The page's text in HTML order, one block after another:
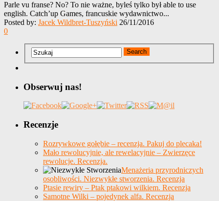
Parle vu franse? No? To nie ważne, byleś tylko był able to use
english. Catch’up Games, francuskie wydawnictwo...
Posted by: Jacek Wildbret-Tuszyński 26/11/2016
0
Obserwuj nas!
Recenzje
Rozrywkowe gołębie – recenzja. Pakuj do plecaka!
Mało rewolucyjnie, ale rewelacyjnie – Zwierzęce
rewolucje. Recenzja.
Menażeria przyrodniczych
osobliwości. Niezwykłe stworzenia. Recenzja
Ptasie rewiry – Ptak ptakowi wilkiem. Recenzja
Samotne Wilki – pojedynek alfa. Recenzja